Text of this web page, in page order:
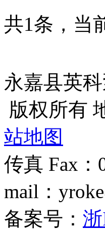
共1条，当
永嘉县英
版权所有
站地图
传真 Fax：
mail：
备案号：